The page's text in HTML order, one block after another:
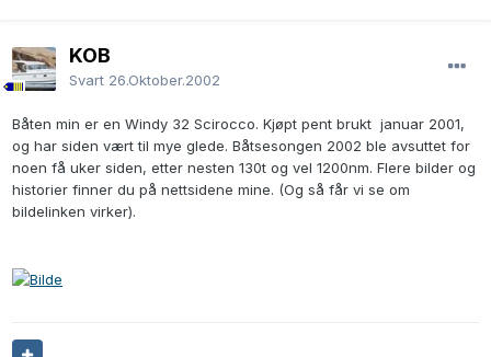
KOB
Svart 26.Oktober.2002
Båten min er en Windy 32 Scirocco. Kjøpt pent brukt januar 2001,
og har siden vært til mye glede. Båtsesongen 2002 ble avsuttet for
noen få uker siden, etter nesten 130t og vel 1200nm. Flere bilder og
historier finner du på nettsidene mine. (Og så får vi se om
bildelinken virker).